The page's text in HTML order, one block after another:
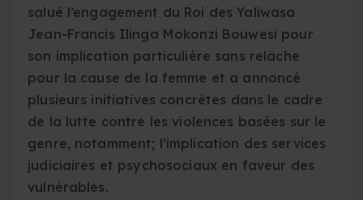
salué l’engagement du Roi des Yaliwasa
Jean-Francis Ilinga Mokonzi Bouwesi pour
son implication particulière sans relâche
pour la cause de la femme et a annoncé
plusieurs initiatives concrètes dans le cadre
de la lutte contre les violences basées sur le
genre, notamment; l’implication des services
judiciaires et psychosociaux en faveur des
vulnérables.